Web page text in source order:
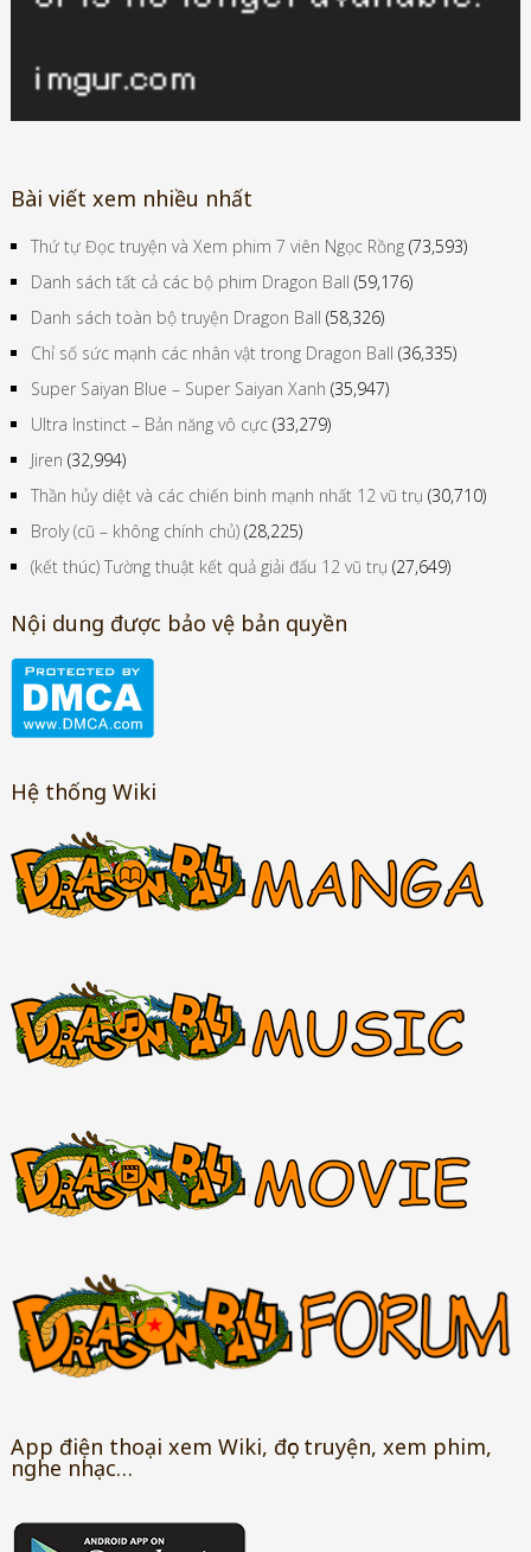
Danh sách tất cả các bộ phim Dragon Ball (59,176)
Danh sách toàn bộ truyện Dragon Ball (58,326)
Chỉ số sức mạnh các nhân vật trong Dragon Ball
Super Saiyan Blue – Super Saiyan Xanh (35,947)
Ultra Instinct – Bản năng vô cực (33,279)
Jiren (32,994)
Thần hủy diệt và các chiến binh mạnh nhất 12 vũ trụ
Broly (cũ – không chính chủ) (28,225)
(kết thúc) Tường thuật kết quả giải đấu 12 vũ trụ
nghe nhạc…